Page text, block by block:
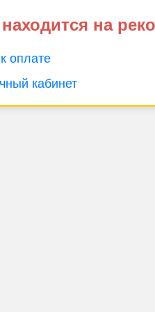
на
оплате
кабинет